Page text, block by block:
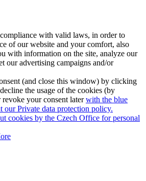
with valid laws, in order to
of our website and your comfort, also
with information on the site, analyze our
our advertising campaigns and/or
(and close this window) by clicking
the usage of the cookies (by
your consent laterwith the blue
our Private data protection policy.
cookies by the Czech Office for personal